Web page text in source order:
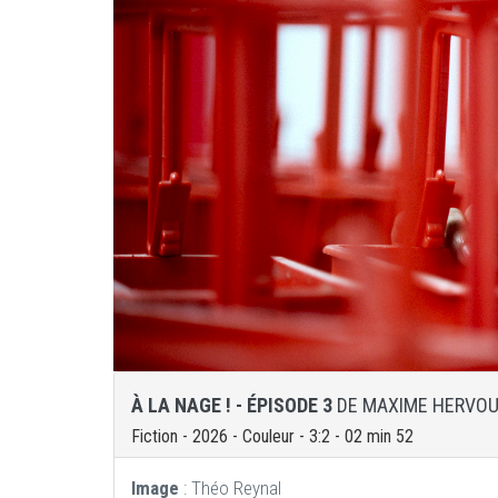
À LA NAGE ! - ÉPISODE 3 DE MAXIME
Fiction - 2026 - Couleur - 3:2 - 02 min 52
Image : Théo Reynal